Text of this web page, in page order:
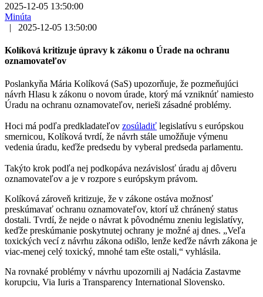
2025-12-05 13:50:00
Minúta
|
2025-12-05 13:50:00
Kolíková kritizuje úpravy k zákonu o Úrade na ochranu
oznamovateľov
Poslankyňa Mária Kolíková (SaS) upozorňuje, že pozmeňujúci
návrh Hlasu k zákonu o novom úrade, ktorý má vzniknúť namiesto
Úradu na ochranu oznamovateľov, nerieši zásadné problémy.
Hoci má podľa predkladateľov zosúladiť legislatívu s európskou
smernicou, Kolíková tvrdí, že návrh stále umožňuje výmenu
vedenia úradu, keďže predsedu by vyberal predseda parlamentu.
Takýto krok podľa nej podkopáva nezávislosť úradu aj dôveru
oznamovateľov a je v rozpore s európskym právom.
Kolíková zároveň kritizuje, že v zákone ostáva možnosť
preskúmavať ochranu oznamovateľov, ktorí už chránený status
dostali. Tvrdí, že nejde o návrat k pôvodnému zneniu legislatívy,
keďže preskúmanie poskytnutej ochrany je možné aj dnes. „Veľa
toxických vecí z návrhu zákona odišlo, lenže keďže návrh zákona je
viac-menej celý toxický, mnohé tam ešte ostali,“ vyhlásila.
Na rovnaké problémy v návrhu upozornili aj Nadácia Zastavme
korupciu, Via Iuris a Transparency International Slovensko.